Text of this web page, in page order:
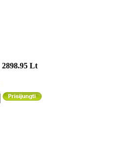
2898.95 Lt